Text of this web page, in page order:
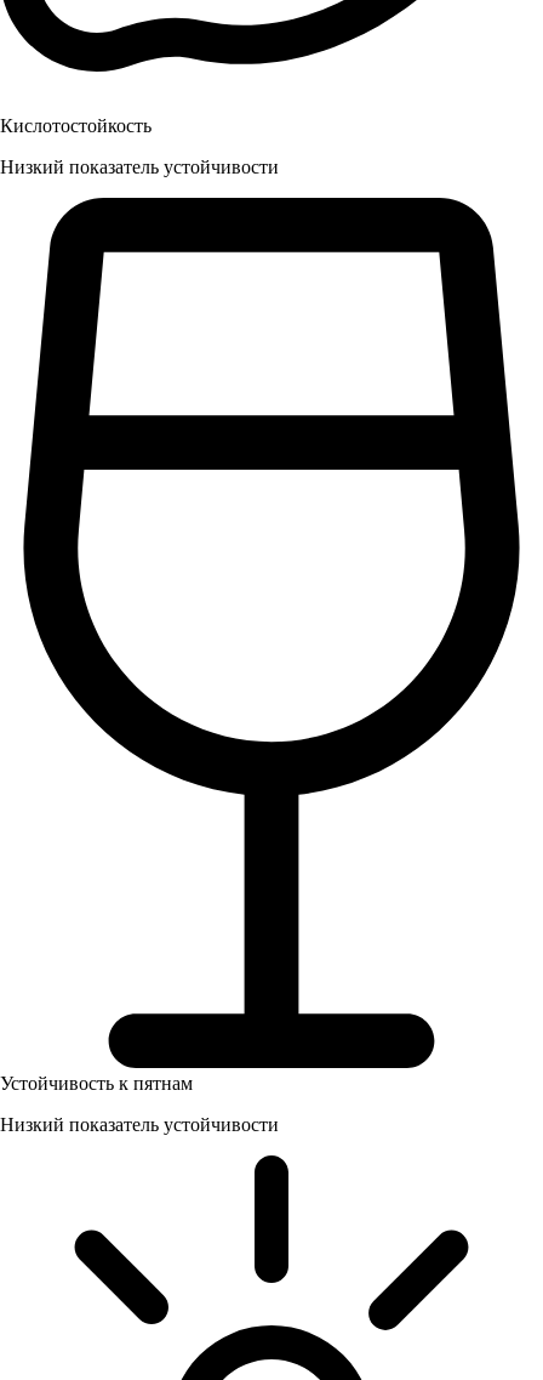
Кислотостойкость
Низкий показатель устойчивости
Устойчивость к пятнам
Низкий показатель устойчивости